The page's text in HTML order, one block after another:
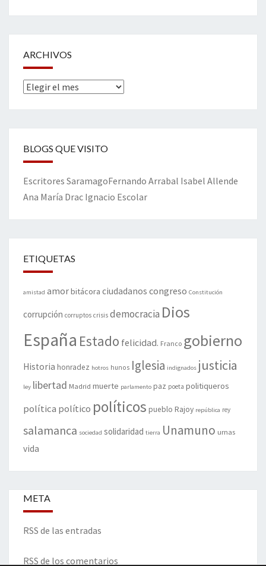
ARCHIVOS
Archivos
BLOGS QUE VISITO
Escritores SaramagoFernando Arrabal Isabel Allende
Ana María Drac Ignacio Escolar
ETIQUETAS
amistad amorbitácora ciudadanos congreso Constitución
corrupción corruptos crisis democracia Dios
España Estado felicidad. Franco gobierno
Historia honradez hotros hunos Iglesia indignados justicia
ley libertad Madrid muerte parlamento paz poeta politiqueros
política político políticos pueblo Rajoy república rey
salamanca sociedad solidaridad tierra Unamuno urnas
vida
META
RSS de las entradas
RSS de los comentarios